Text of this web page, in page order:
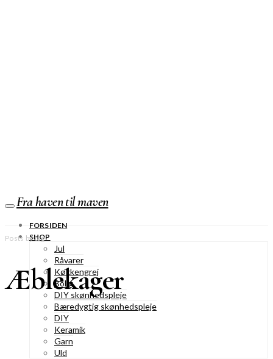
Fra haven til maven
FORSIDEN
SHOP
Jul
Råvarer
Køkkengrej
Bolig
DIY skønhedspleje
Bæredygtig skønhedspleje
DIY
Keramik
Garn
Uld
Posts by tag
Æblekager